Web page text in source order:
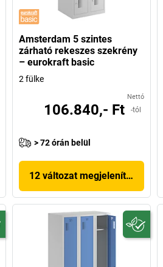
Amsterdam 5 szintes
zárható rekeszes szekrény
– eurokraft basic
2 fülke
Nettó
106.840,- Ft -tól
> 72 órán belül
12 változat megjelenítése